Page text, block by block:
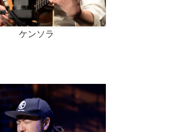
ケンソラ